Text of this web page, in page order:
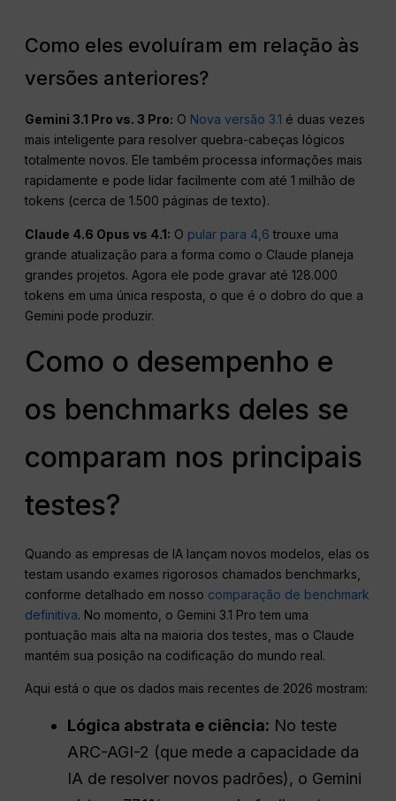
Como eles evoluíram em relação às
versões anteriores?
Gemini 3.1 Pro vs. 3 Pro: O Nova versão 3.1 é duas vezes
mais inteligente para resolver quebra-cabeças lógicos
totalmente novos. Ele também processa informações mais
rapidamente e pode lidar facilmente com até 1 milhão de
tokens (cerca de 1.500 páginas de texto).
Claude 4.6 Opus vs 4.1: O pular para 4,6 trouxe uma
grande atualização para a forma como o Claude planeja
grandes projetos. Agora ele pode gravar até 128.000
tokens em uma única resposta, o que é o dobro do que a
Gemini pode produzir.
Como o desempenho e
os benchmarks deles se
comparam nos principais
testes?
Quando as empresas de IA lançam novos modelos, elas os
testam usando exames rigorosos chamados benchmarks,
conforme detalhado em nosso comparação de benchmark
definitiva. No momento, o Gemini 3.1 Pro tem uma
pontuação mais alta na maioria dos testes, mas o Claude
mantém sua posição na codificação do mundo real.
Aqui está o que os dados mais recentes de 2026 mostram:
Lógica abstrata e ciência: No teste
ARC-AGI-2 (que mede a capacidade da
IA de resolver novos padrões), o Gemini